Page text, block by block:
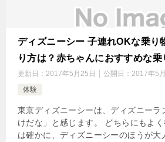
ディズニーシー 子連れOKな乗り
り方は？赤ちゃんにおすすめな乗
更新日： 2017年5月25日 公開日： 2017年5
体験
東京ディズニーシーは、ディズニーラ
けだな」と感じます。 どちらにもよ
は確かに、ディズニーシーのほうが大